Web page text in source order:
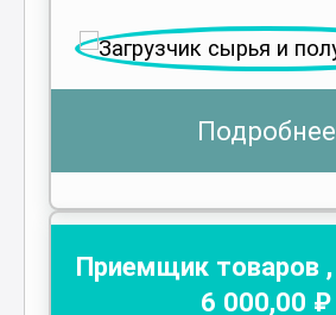
Подробнее
Приемщик товаров ,
6 000,00 ₽